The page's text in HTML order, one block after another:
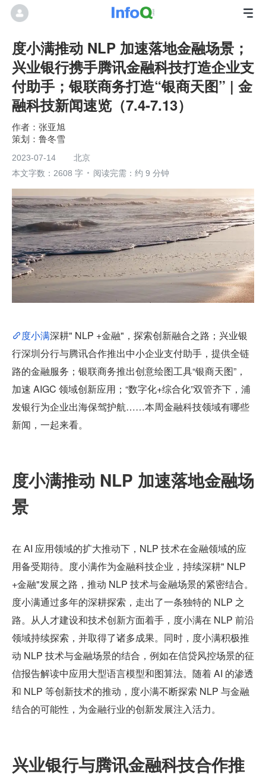
度小满推动 NLP 加速落地金融场景；
兴业银行携手腾讯金融科技打造企业支
付助手；银联商务打造“银商天图” | 金
融科技新闻速览（7.4-7.13）
张亚旭
鲁冬雪
2023-07-14
北京
本文字数：2608 字
阅读完需：约 9 分钟
度小满深耕" NLP +金融"，探索创新融合之路；兴业银
行深圳分行与腾讯合作推出中小企业支付助手，提供全链
路的金融服务；银联商务推出创意绘图工具“银商天图”，
加速 AIGC 领域创新应用；“数字化+综合化”双管齐下，浦
发银行为企业出海保驾护航……本周金融科技领域有哪些
新闻，一起来看。
度小满推动 NLP 加速落地金融场
景
在 AI 应用领域的扩大推动下，NLP 技术在金融领域的应
用备受期待。度小满作为金融科技企业，持续深耕" NLP
+金融"发展之路，推动 NLP 技术与金融场景的紧密结合。
度小满通过多年的深耕探索，走出了一条独特的 NLP 之
路。从人才建设和技术创新方面着手，度小满在 NLP 前沿
领域持续探索，并取得了诸多成果。同时，度小满积极推
动 NLP 技术与金融场景的结合，例如在信贷风控场景的征
信报告解读中应用大型语言模型和图算法。随着 AI 的渗透
和 NLP 等创新技术的推动，度小满不断探索 NLP 与金融
结合的可能性，为金融行业的创新发展注入活力。
兴业银行与腾讯金融科技合作推